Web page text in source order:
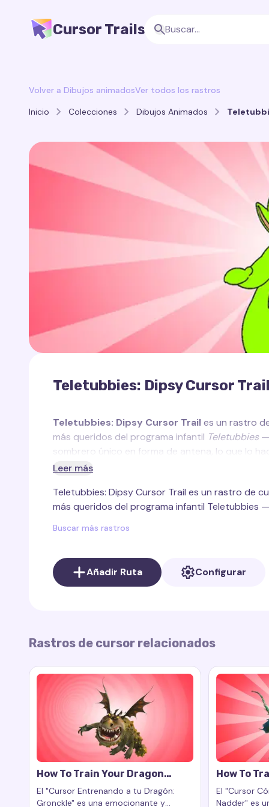
Cursor Trails
Volver a Dibujos animadosVer todos los rastros
Inicio
Colecciones Dibujos Animados
Teletubbies: Dipsy Cursor
Teletubbies: Dipsy Cursor Trailes un rastro
más queridos del programa infantil Teletubbies—
sombrero único en forma de antena, lo que lo
Es muy alegre, valiente y siempre está listo
Este rastro de cursor personalizado, creado
representa a Dipsy en su pose típica,
naturaleza alegre. El brillante color verde y el
Leer más
Teletubbies: Dipsy Cursor Trail es un rastro de
más queridos del programa infantil Teletubbies
Buscar más rastros
Añadir Ruta Configurar
Rastros de cursor relacionados
How To Train Your Dragon
Gronckle Cursor Trail
El "Cursor Entrenando a tu Dragón:
Gronckle" es una emocionante y
How To
Nadder
El "Cursor
Nadder" es